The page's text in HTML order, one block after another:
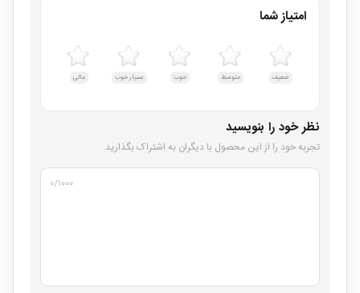
امتیاز شما
ضعیف متوسط خوب بسیار خوب عالی
نظر خود را بنویسید
تجربه خود را از این محصول با دیگران به اشتراک بگذارید.
۰/۱۰۰۰